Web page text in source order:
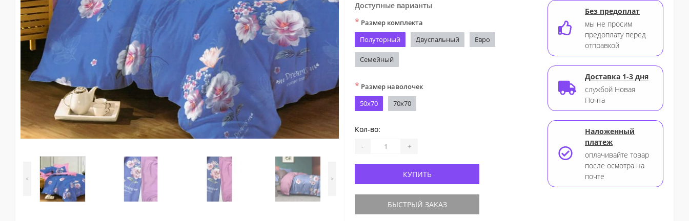
< >
Доступные варианты
* Размер комплекта
Полуторный
Двуспальный Евро
Семейный
* Размер наволочек
50х70
70х70
Кол-во:
- +
КУПИТЬ
БЫСТРЫЙ ЗАКАЗ
Без предоплат
мы не просим
предоплату перед
отправкой
Доставка 1-3 дня
службой Новая
Почта
Наложенный
платеж
оплачивайте товар
после осмотра на
почте